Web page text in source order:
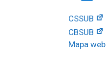
CSSUB
CBSUB
Mapa web